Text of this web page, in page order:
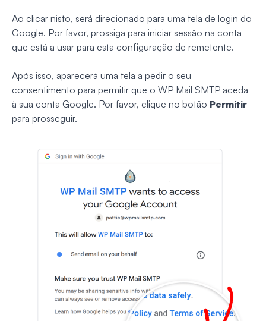
Ao clicar nisto, será direcionado para uma tela de login do
Google. Por favor, prossiga para iniciar sessão na conta
que está a usar para esta configuração de remetente.
Após isso, aparecerá uma tela a pedir o seu
consentimento para permitir que o WP Mail SMTP aceda
à sua conta Google. Por favor, clique no botão Permitir
para prosseguir.